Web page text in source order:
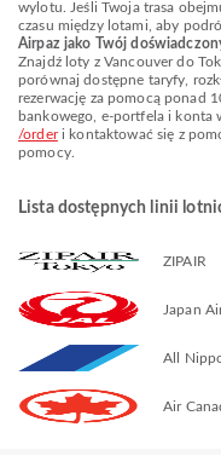
wylotu. Jeśli Twoja trasa
czasu między lotami, aby
Airpaz jako Twój
Znajdź loty z Vancouver do
porównaj dostępne taryfy,
rezerwację za pomocą ponad
bankowego, e-portfela i konta
/orderi kontaktować się z
pomocy.
Lista dostępnych linii
ZIPAIR
Japan
All
Air